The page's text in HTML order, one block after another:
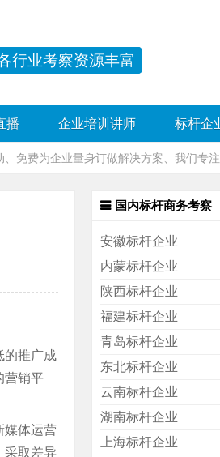
行业考察资源丰富
播 企业培训讲师 标杆企
免费为企业量身订做解决方案、我们专
的推广成
营销平
媒体运营
采取差异
国内标杆商务考察
安徽标杆企业
内蒙标杆企业
陕西标杆企业
福建标杆企业
青岛标杆企业
东北标杆企业
云南标杆企业
湖南标杆企业
上海标杆企业